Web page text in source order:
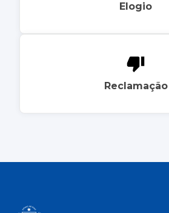
Elogio
Reclamação